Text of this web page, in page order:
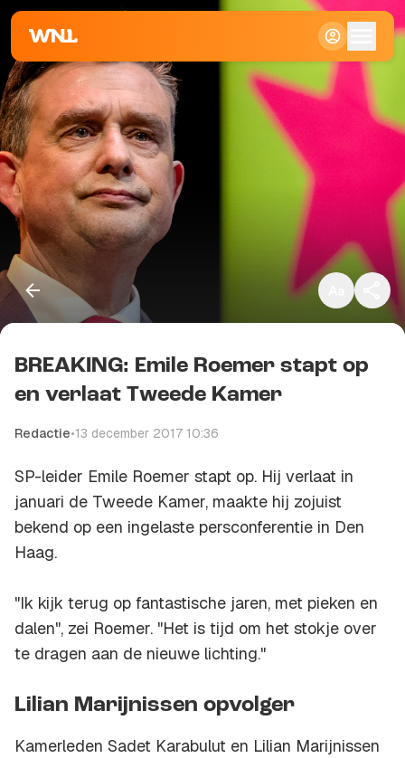
Klein
Standaard
Groot
Kopieer link
BREAKING: Emile Roemer stapt op
en verlaat Tweede Kamer
Redactie•13 december 2017 10:36
SP-leider Emile Roemer stapt op. Hij verlaat in
januari de Tweede Kamer, maakte hij zojuist
bekend op een ingelaste persconferentie in Den
Haag.
"Ik kijk terug op fantastische jaren, met pieken en
dalen", zei Roemer. "Het is tijd om het stokje over
te dragen aan de nieuwe lichting."
Lilian Marijnissen opvolger
Kamerleden Sadet Karabulut en Lilian Marijnissen